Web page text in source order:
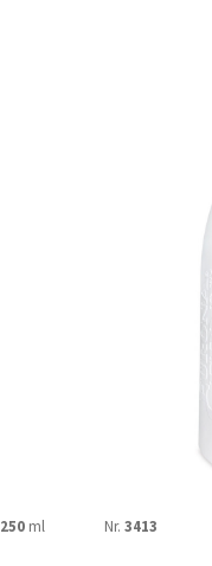
nábytok
250ml Nr. 3413